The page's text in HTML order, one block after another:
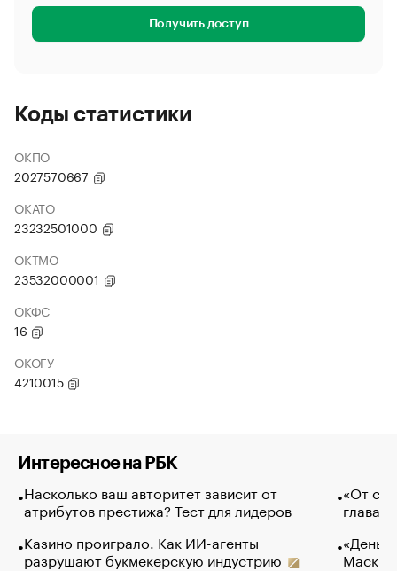
Получить доступ
Коды статистики
ОКПО
2027570667
ОКАТО
23232501000
ОКТМО
23532000001
ОКФС
16
ОКОГУ
4210015
Интересное на РБК
Насколько ваш авторитет зависит от
атрибутов престижа? Тест для лидеров
Казино проиграло. Как ИИ-агенты
разрушают букмекерскую индустрию
«От
глава
Маск в